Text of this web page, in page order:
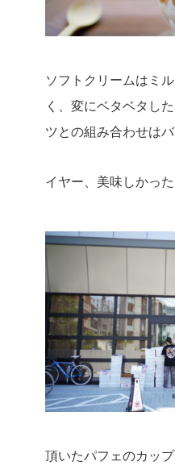
ソフトクリームはミ
く、変にベタベタし
ツとの組み合わせはバ
イヤー、美味しかった
頂いたパフェのカッ